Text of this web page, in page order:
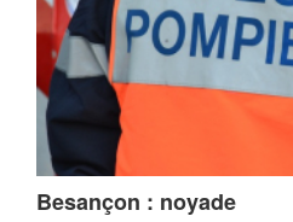
Besançon : noyade